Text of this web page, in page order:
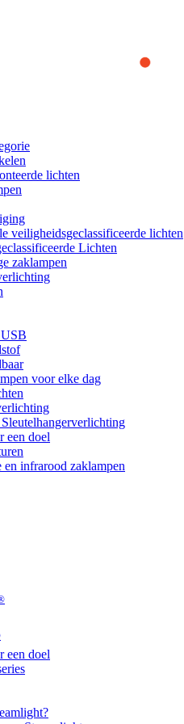
provide you the best
more or to find out how you can
lichten
veiligheidsgeclassificeerde lichten
Lichten
zaklampen
voor elke dag
een doel
infrarood zaklampen
een doel